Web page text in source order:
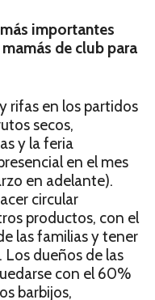
importantes
de club para
rifas en los partidos
secos,
y la feria
en el mes
en adelante).
circular
productos, con el
las familias y tener
dueños de las
con el 60%
barbijos,